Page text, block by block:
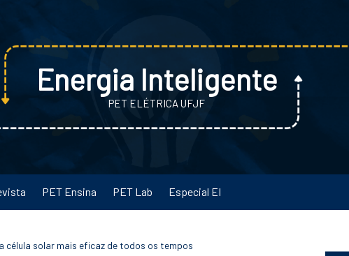
Energia Inteligente
PET ELÉTRICA UFJF
PET Ensina PET Lab Especial EI
célula solar mais eficaz de todos os tempos